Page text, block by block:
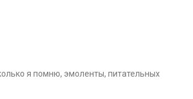
я помню, эмоленты, питательных